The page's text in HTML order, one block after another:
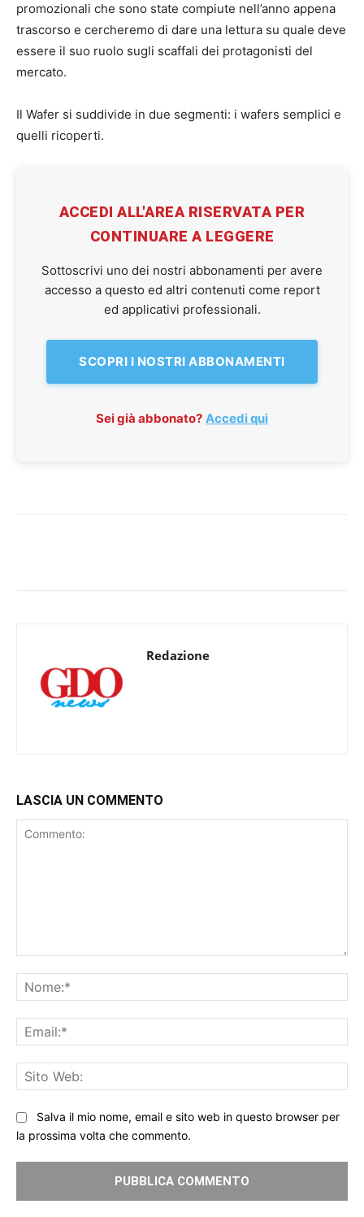
promozionali che sono state compiute nell’anno appena
trascorso e cercheremo di dare una lettura su quale deve
essere il suo ruolo sugli scaffali dei protagonisti del
mercato.
Il Wafer si suddivide in due segmenti: i wafers semplici e
quelli ricoperti.
ACCEDI ALL'AREA RISERVATA PER
CONTINUARE A LEGGERE
Sottoscrivi uno dei nostri abbonamenti per avere
accesso a questo ed altri contenuti come report
ed applicativi professionali.
SCOPRI I NOSTRI ABBONAMENTI
Sei già abbonato? Accedi qui
Redazione
LASCIA UN COMMENTO
Salva il mio nome, email e sito web in questo browser per
la prossima volta che commento.